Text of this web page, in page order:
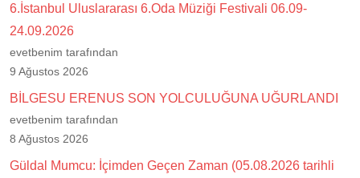
6.İstanbul Uluslararası 6.Oda Müziği Festivali 06.09-
24.09.2026
evetbenim tarafından
9 Ağustos 2026
BİLGESU ERENUS SON YOLCULUĞUNA UĞURLANDI
evetbenim tarafından
8 Ağustos 2026
Güldal Mumcu: İçimden Geçen Zaman (05.08.2026 tarihli